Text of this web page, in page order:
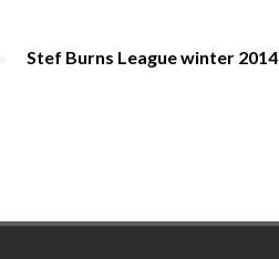
Stef Burns League winter 2014